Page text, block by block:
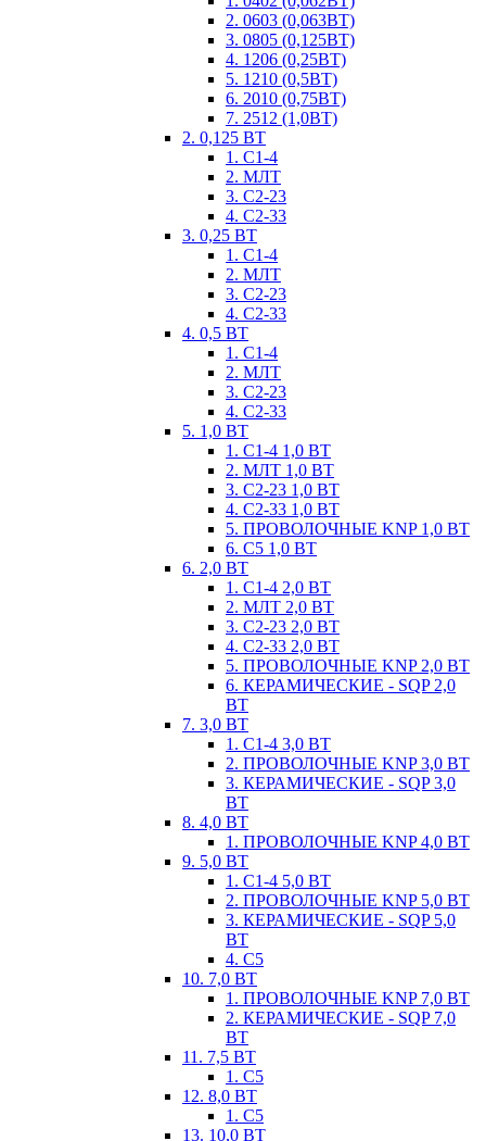
2. 0603 (0,063ВТ)
3. 0805 (0,125ВТ)
4. 1206 (0,25ВТ)
5. 1210 (0,5ВТ)
6. 2010 (0,75ВТ)
7. 2512 (1,0ВТ)
2. 0,125 ВТ
1. С1-4
2. МЛТ
3. С2-23
4. С2-33
3. 0,25 ВТ
1. С1-4
2. МЛТ
3. С2-23
4. С2-33
4. 0,5 ВТ
1. С1-4
2. МЛТ
3. С2-23
4. С2-33
5. 1,0 ВТ
1. С1-4 1,0 ВТ
2. МЛТ 1,0 ВТ
3. С2-23 1,0 ВТ
4. С2-33 1,0 ВТ
5. ПРОВОЛОЧНЫЕ KNP 1,0 ВТ
6. С5 1,0 ВТ
6. 2,0 ВТ
1. С1-4 2,0 ВТ
2. МЛТ 2,0 ВТ
3. С2-23 2,0 ВТ
4. С2-33 2,0 ВТ
5. ПРОВОЛОЧНЫЕ KNP 2,0 ВТ
6. КЕРАМИЧЕСКИЕ - SQP 2,0
ВТ
7. 3,0 ВТ
1. С1-4 3,0 ВТ
2. ПРОВОЛОЧНЫЕ KNP 3,0 ВТ
3. КЕРАМИЧЕСКИЕ - SQP 3,0
ВТ
8. 4,0 ВТ
1. ПРОВОЛОЧНЫЕ KNP 4,0 ВТ
9. 5,0 ВТ
1. С1-4 5,0 ВТ
2. ПРОВОЛОЧНЫЕ KNP 5,0 ВТ
3. КЕРАМИЧЕСКИЕ - SQP 5,0
ВТ
4. С5
10. 7,0 ВТ
1. ПРОВОЛОЧНЫЕ KNP 7,0 ВТ
2. КЕРАМИЧЕСКИЕ - SQP 7,0
ВТ
11. 7,5 ВТ
1. С5
12. 8,0 ВТ
1. С5
13. 10,0 ВТ